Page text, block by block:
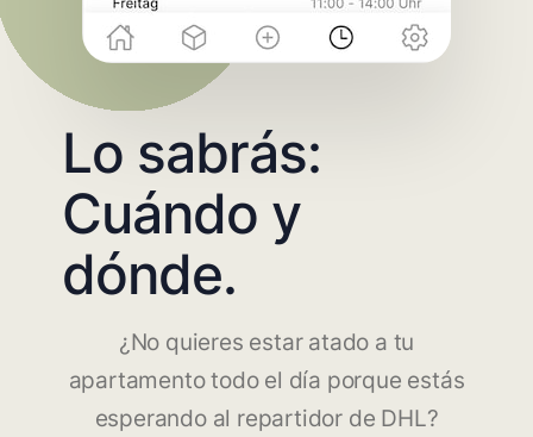
Lo sabrás:
Cuándo y
dónde.
¿No quieres estar atado a tu
apartamento todo el día porque estás
esperando al repartidor de DHL?